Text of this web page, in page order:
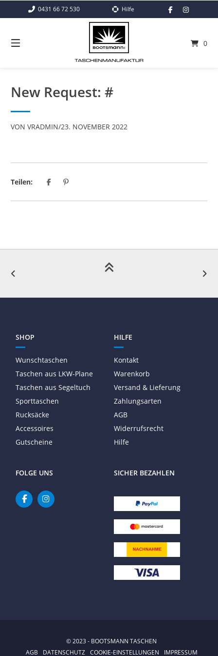
0431 66 72 530 Hilfe
0
New Request: #
VONVRADMIN/23. NOVEMBER 2022
Teilen:
SHOP
Wunschtaschen
Taschen aus LKW-Plane
Taschen aus Segeltuch
Sporttaschen
Rucksäcke
Accessoires
Gutscheine
HILFE
Kontakt
Warenkorb
Versand & Lieferung
Zahlungsarten
AGB
Widerrufsrecht
Hilfe
FOLGE UNS SICHER BEZAHLEN
© 2023 - BOOTSMANN TASCHEN
AGB
DATENSCHUTZ COOKIE-EINSTELLUNGEN IMPRESSUM